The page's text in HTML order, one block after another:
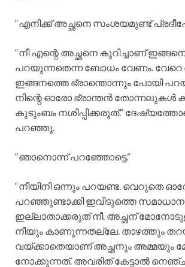
“എനിക്ക് അച്ഛനെ സംശയമുണ്ട്
“നീ എന്റെ അച്ഛനെ കുറിച്ചാണ്
പറയുന്നതെന്ന ബോധം വേണം.
ഇങ്ങനത്തെ ഭ്രാന്തൊന്നും പോയി
നിന്റെ ഓരോ ഭ്രാന്തൻ തോന്നലുകൾ
കുടുംബം നശിപ്പിക്കരുത്.”
പറഞ്ഞു.
“ഞാനൊന്ന് പറഞ്ഞോട്ടെ.”
“നീയിനി ഒന്നും പറയണ്ട. വെറുതെ
പറഞ്ഞുണ്ടാക്കി ഇവിടുത്തെ
ഇല്ലാതാക്കരുത് നീ. അച്ഛന്
നീയും കാണുന്നതല്ലേ. താഴത്തും
വയ്ക്കാതെയാണ് അച്ഛനും അമ്മയും
നോക്കുന്നത്. അവരിത് കേട്ടാൽ നെഞ്ച്